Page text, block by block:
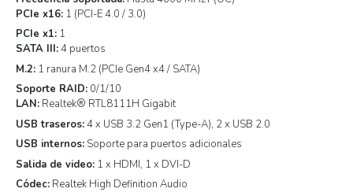
PCIe x16:1 (PCI-E 4.0 / 3.0)
PCIe x1:1
SATA III:4 puertos
M.2:1 ranura M.2 (PCIe Gen4 x4 / SATA)
Soporte RAID:0/1/10
LAN:Realtek® RTL8111H Gigabit
USB traseros:4 x USB 3.2 Gen1 (Type-A), 2 x USB 2.0
USB internos:Soporte para puertos adicionales
Salida de video:1 x HDMI, 1 x DVI-D
Códec:Realtek High Definition Audio